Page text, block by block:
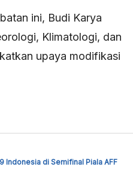
ini, Budi Karya
Klimatologi, dan
upaya modifikasi
Indonesia di Semifinal Piala AFF